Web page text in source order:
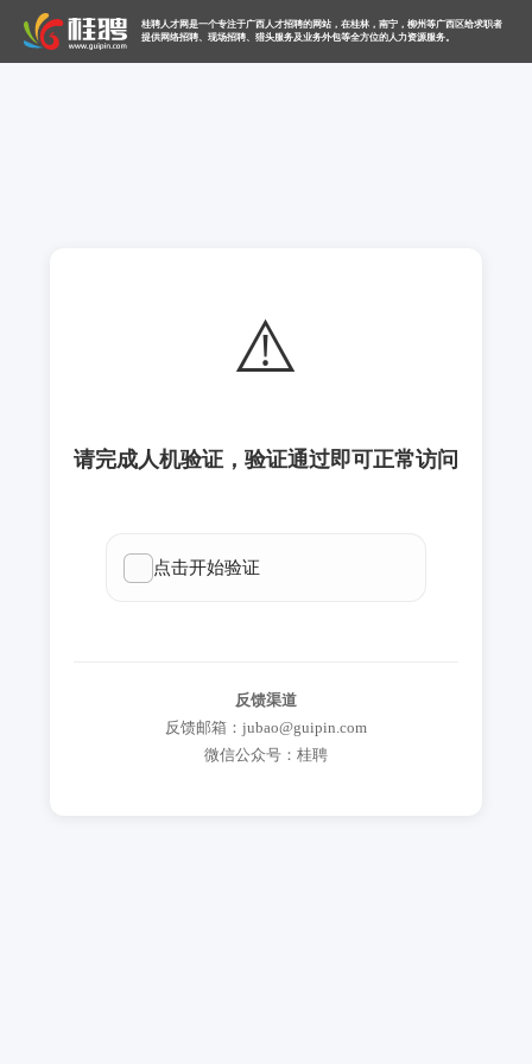
桂聘人才网是一个专注于广西人才招聘的网站，在桂林，南宁，柳州等广西区给求职者
提供网络招聘、现场招聘、猎头服务及业务外包等全方位的人力资源服务。
⚠️
请完成人机验证，验证通过即可正常访问
反馈渠道
反馈邮箱：jubao@guipin.com
微信公众号：桂聘